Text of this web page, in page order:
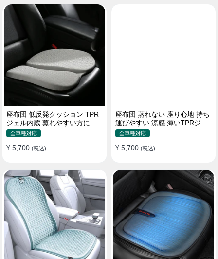
座布団 低反発クッション TPR
ジェル内蔵 蒸れやすい方にお
勧め おしり 熱い
全車種対応
¥ 5,700 (税込)
座布団 蒸れない 座り心地 持ち
運びやすい 涼感 薄いTPRジェ
ル内蔵 多用途
全車種対応
¥ 5,700 (税込)